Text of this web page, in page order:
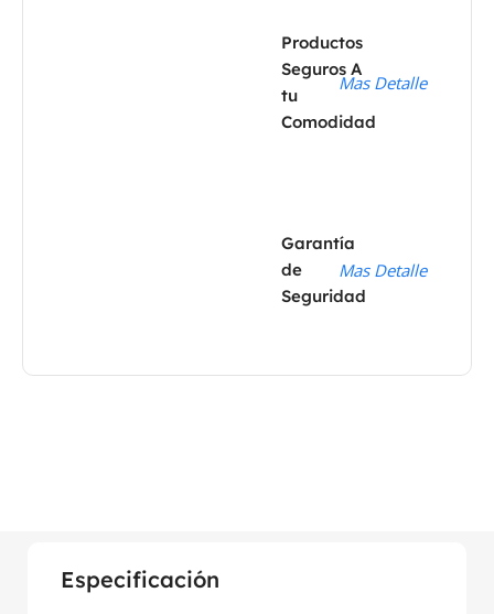
Productos
Seguros A
tu
Comodidad
Mas Detalle
Garantía
de
Seguridad
Mas Detalle
Especificación